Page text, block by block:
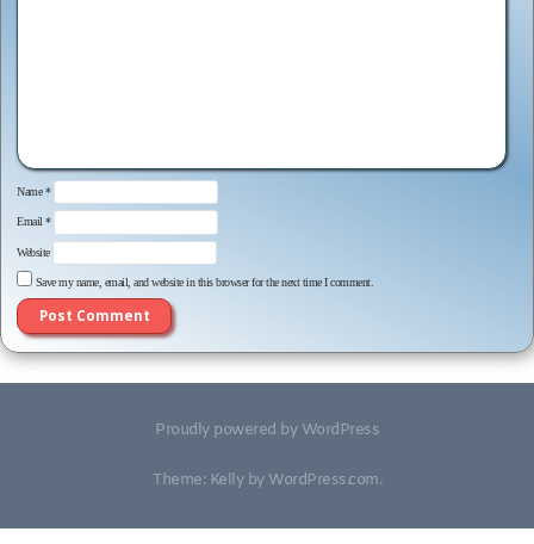
Name*
Email*
Website
Save my name, email, and website in this browser for the next time I comment.
Proudly powered by WordPress
Theme: Kelly by WordPress.com.